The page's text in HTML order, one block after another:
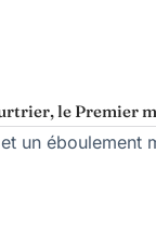
le Premier
un